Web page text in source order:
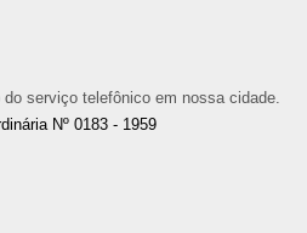
serviço telefônico em nossa cidade.
Nº 0183 - 1959